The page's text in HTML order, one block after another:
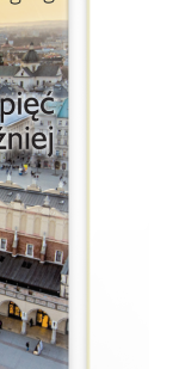
42,00 zł